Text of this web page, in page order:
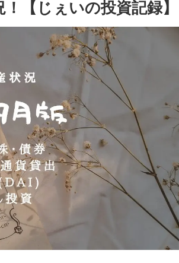
【じぇいの投資記録】